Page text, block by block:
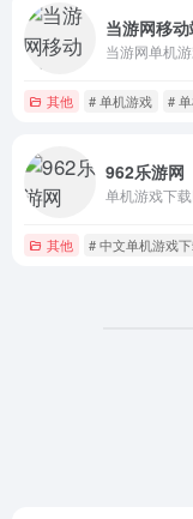
当游网移
其他 # 单机游戏 #
962乐游网
其他 # 中文单机游戏